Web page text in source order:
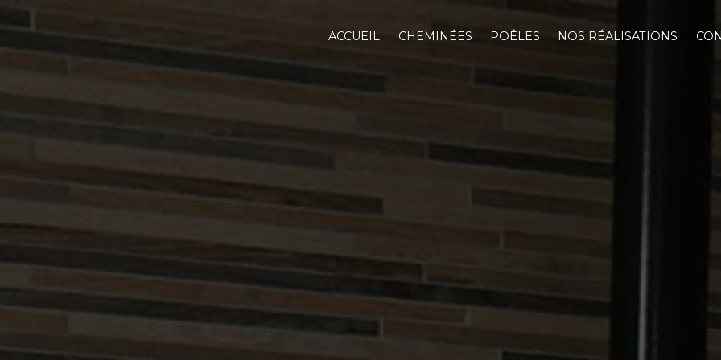
ACCUEIL CHEMINÉES POÊLES NOS RÉALISATIONS
Panneau de gestion des cookies